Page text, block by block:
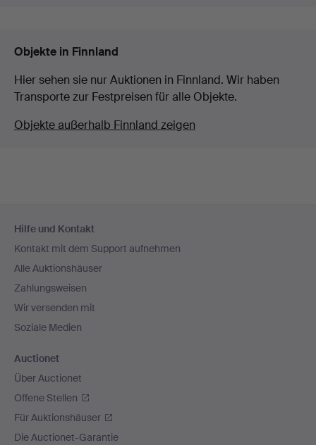
Objekte in Finnland
Hier sehen sie nur Auktionen in Finnland. Wir haben
Transporte zur Festpreisen für alle Objekte.
Objekte außerhalb Finnland zeigen
Navigation
Hilfe und Kontakt
Kontakt mit dem Support aufnehmen
Alle Auktionshäuser
Zahlungsweisen
Wir versenden mit
Soziale Medien
Auctionet
Über Auctionet
Offene Stellen
Für Auktionshäuser
Die Auctionet-Garantie